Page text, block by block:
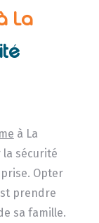
La
à La
sécurité
Opter
prendre
sa famille.